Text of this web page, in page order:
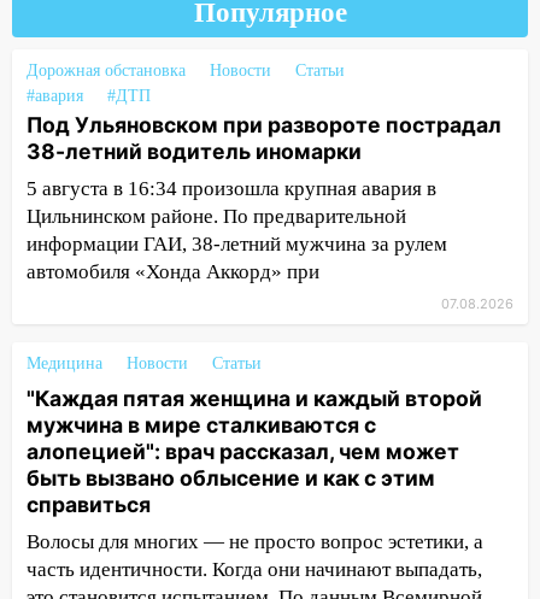
наказали за сокрытие прошлого своего
18:02
В Ульяновск едут звезды
баскетбола!
17:08
Ульяновский областной суд
оставил в силе приговор руководству
«УльяновскФармации» за махинации на
3,2 млн рублей
16:02 В Ульяновской области убрали
более 28% площадей зерновых и
зернобобовых культур
15:51 Бросила кирпич в жену брата: в
Ульяновской области завели дело на
агрессивную женщину
15:47 На улице Радищева сбили
Популярное
Дорожная обстановка Новости
Статьи
#авария
#ДТП
Под Ульяновском при развороте пострадал
38-летний водитель иномарки
5 августа в 16:34 произошла крупная авария в
Цильнинском районе. По предварительной
информации ГАИ, 38-летний мужчина за рулем
автомобиля «Хонда Аккорд» при
07.08.2026
Медицина Новости Статьи
"Каждая пятая женщина и каждый второй
мужчина в мире сталкиваются с
алопецией": врач рассказал, чем может
быть вызвано облысение и как с этим
справиться
Волосы для многих — не просто вопрос эстетики, а
часть идентичности. Когда они начинают выпадать,